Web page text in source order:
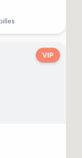
VIP